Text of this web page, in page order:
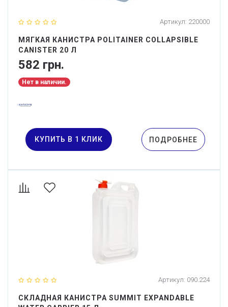
Артикул: 220000
МЯГКАЯ КАНИСТРА POLITAINER COLLAPSIBLE
CANISTER 20 Л
582 грн.
Нет в наличии.
КУПИТЬ В 1 КЛИК ПОДРОБНЕЕ
Артикул: 090.224
СКЛАДНАЯ КАНИСТРА SUMMIT EXPANDABLE